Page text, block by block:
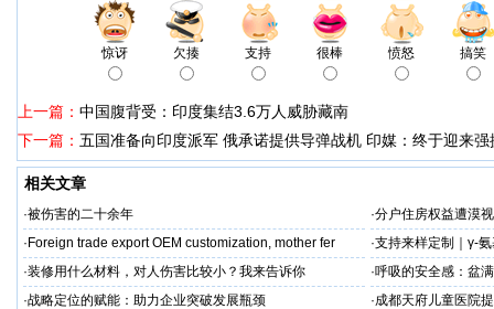
惊讶 欠揍 支持 很棒 愤怒 搞笑
上一篇： 中国腹背受：印度集结3.6万人威胁藏南
下一篇： 五国准备向印度派军 俄承诺提供导弹战机 印媒：终于迎来强
相关文章
·被伤害的二十余年 ·分户住房权益遭漠视
· Foreign trade export OEM customization, mother fer ·支持来样定制｜γ-
全流程开发（含五重
·装修用什么材料，对人伤害比较小？我来告诉你 ·呼吸的安全感：盆
保准则
·战略定位的赋能：助力企业突破发展瓶颈 ·成都天府儿童医院